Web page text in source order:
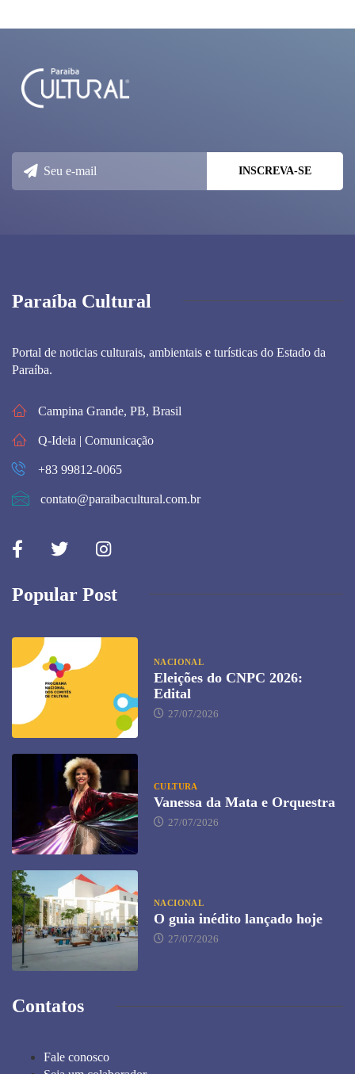
Paraíba Cultural
Portal de noticias culturais, ambientais e turísticas do Estado da
Paraíba.
Campina Grande, PB, Brasil
Q-Ideia | Comunicação
+83 99812-0065
contato@paraibacultural.com.br
Popular Post
NACIONAL
Eleições do CNPC 2026:
Edital
27/07/2026
CULTURA
Vanessa da Mata e Orquestra
27/07/2026
NACIONAL
O guia inédito lançado hoje
27/07/2026
Contatos
Fale conosco